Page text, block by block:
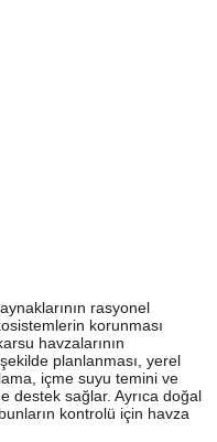
rasyonel
korunması
havzalarının
planlanması, yerel
içme suyu temini ve
destek sağlar. Ayrıca doğal
kontrolü için havza